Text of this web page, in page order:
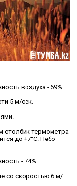
воздуха - 69%.
5 м/сек.
столбик термометра
до +7°С. Небо
- 74%.
со скоростью 6 м/